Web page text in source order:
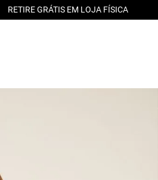
RETIRE GRÁTIS EM LOJA FÍSICA